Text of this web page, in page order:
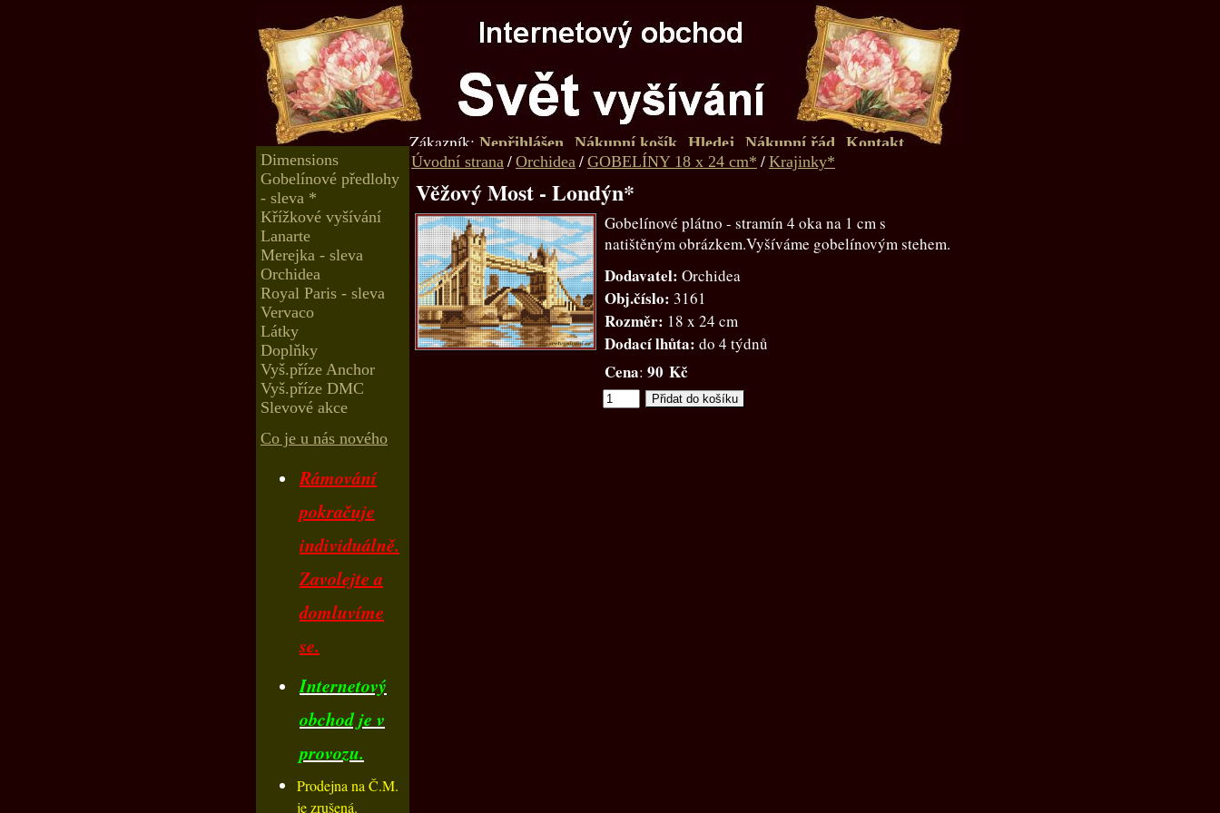
Zákazník: Nepřihlášen Nákupní košík Hledej Nákupní řád
Kontakt
Dimensions
Gobelínové předlohy
- sleva *
Křížkové vyšívání
Lanarte
Merejka - sleva
Orchidea
Royal Paris - sleva
Vervaco
Látky
Doplňky
Vyš.příze Anchor
Vyš.příze DMC
Slevové akce
Co je u nás nového
Rámování
pokračuje
individuálně.
Zavolejte a
domluvíme
se.
Internetový
obchod je v
provozu.
Prodejna na Č.M.
je zrušená.
Úvodní strana / Orchidea / GOBELÍNY 18 x 24 cm* / Krajinky*
Věžový Most - Londýn*
Gobelínové plátno - stramín 4 oka na 1 cm s
natištěným obrázkem.Vyšíváme gobelínovým stehem.
Dodavatel: Orchidea
Obj.číslo: 3161
Rozměr: 18 x 24 cm
Dodací lhůta: do 4 týdnů
Cena: 90 Kč